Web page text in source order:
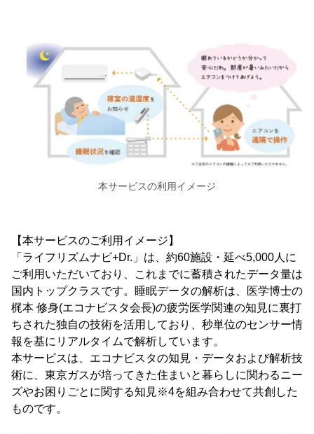
本サービスの利用イメージ
【本サービスのご利用イメージ】
「ライフリズムナビ+Dr.」は、約60施設・延べ5,000人に
ご利用いただいており、これまでに蓄積されたデータ量は
国内トップクラスです。睡眠データの解析は、医学博士の
梶本 修身(エコナビスタ会長)の疲労医学関連の知見に裏打
ちされた独自の技術を活用しており、秒単位のセンサー情
報を基にリアルタイムで解析しています。
本サービスは、エコナビスタの知見・データおよび解析技
術に、東京ガスが培ってきた住まいと暮らしに関わるニー
ズやお困りごとに関する知見※4を組み合わせて共創した
ものです。